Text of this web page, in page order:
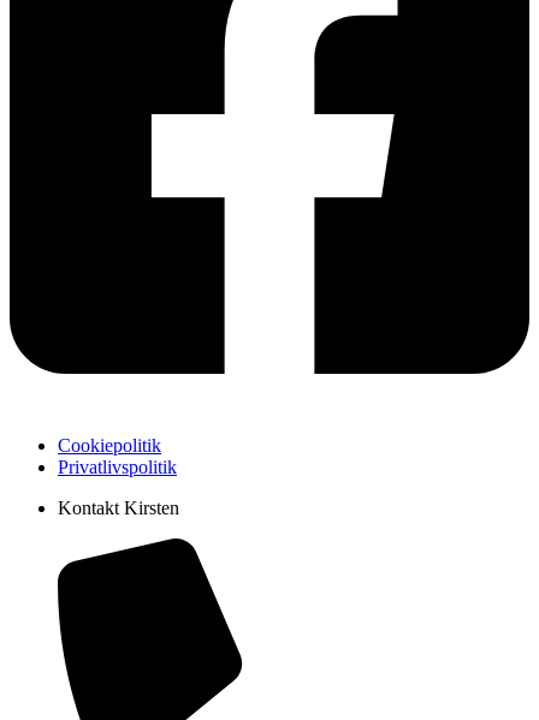
Cookiepolitik
Privatlivspolitik
Kontakt Kirsten